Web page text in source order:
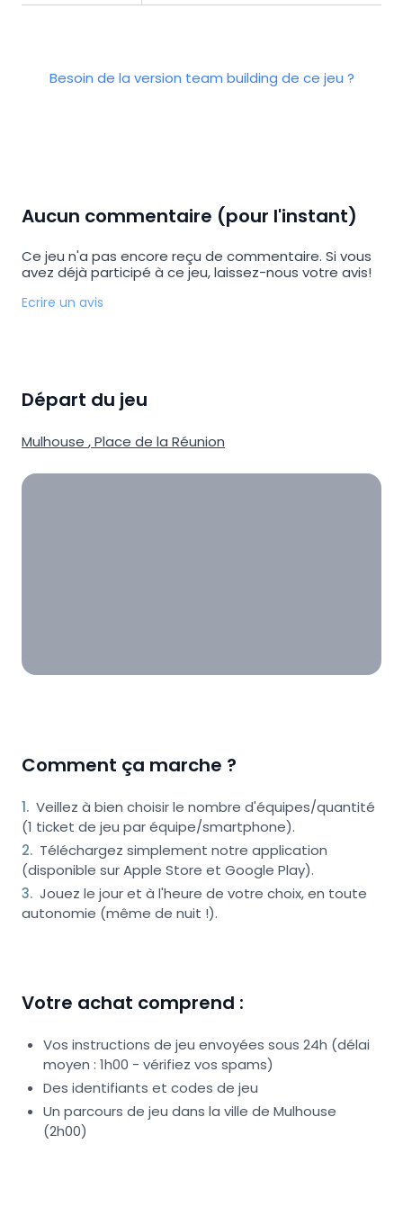
Besoin de la version team building de ce jeu ?
Aucun commentaire (pour l'instant)
Ce jeu n'a pas encore reçu de commentaire. Si vous
avez déjà participé à ce jeu, laissez-nous votre avis!
Ecrire un avis
Départ du jeu
Mulhouse ,Place de la Réunion
Comment ça marche ?
1. Veillez à bien choisir le nombre d'équipes/quantité
(1 ticket de jeu par équipe/smartphone).
2. Téléchargez simplement notre application
(disponible sur Apple Store et Google Play).
3. Jouez le jour et à l'heure de votre choix, en toute
autonomie (même de nuit !).
Votre achat comprend :
Vos instructions de jeu envoyées sous 24h (délai
moyen : 1h00 - vérifiez vos spams)
Des identifiants et codes de jeu
Un parcours de jeu dans la ville de Mulhouse
(2h00)